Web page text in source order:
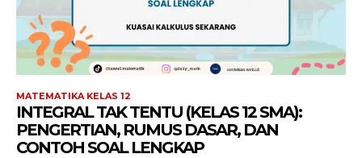
MATEMATIKA KELAS 12
INTEGRAL TAK TENTU (KELAS 12 SMA):
PENGERTIAN, RUMUS DASAR, DAN
CONTOH SOAL LENGKAP